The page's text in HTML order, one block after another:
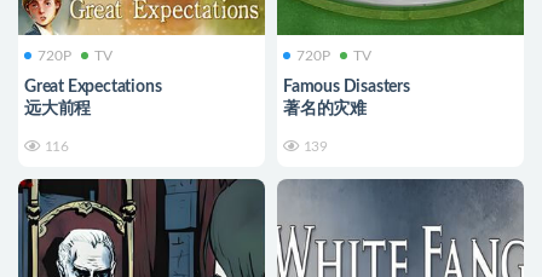
720P TV
Great Expectations
远大前程
116
720P TV
Famous Disasters
著名的灾难
139